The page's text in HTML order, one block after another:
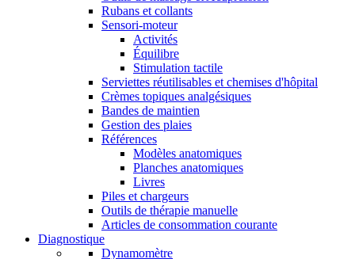
Rubans et collants
Sensori-moteur
Activités
Équilibre
Stimulation tactile
Serviettes réutilisables et chemises d'hôpital
Crèmes topiques analgésiques
Bandes de maintien
Gestion des plaies
Références
Modèles anatomiques
Planches anatomiques
Livres
Piles et chargeurs
Outils de thérapie manuelle
Articles de consommation courante
Diagnostique
Dynamomètre